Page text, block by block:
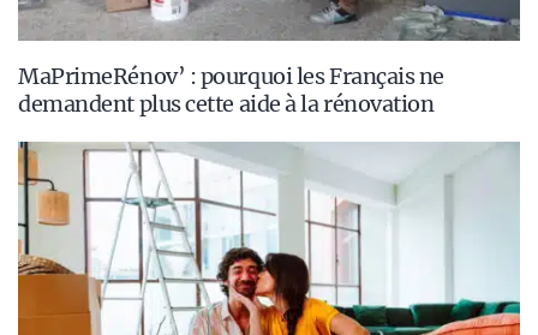
MaPrimeRénov’ : pourquoi les Français ne
demandent plus cette aide à la rénovation